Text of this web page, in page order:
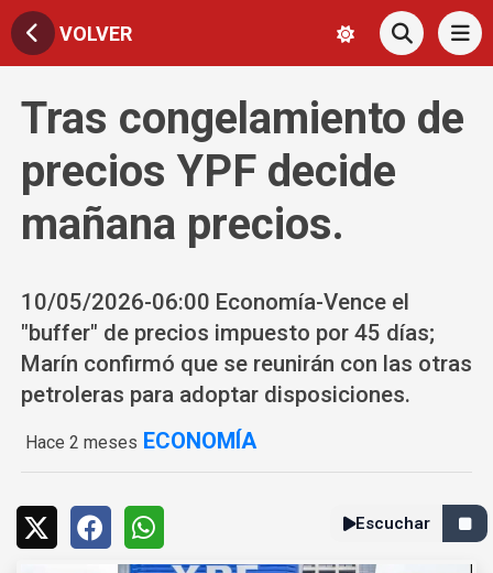
VOLVER
Tras congelamiento de
precios YPF decide
mañana precios.
10/05/2026-06:00 Economía-Vence el
"buffer" de precios impuesto por 45 días;
Marín confirmó que se reunirán con las otras
petroleras para adoptar disposiciones.
Hace 2 meses ECONOMÍA
Escuchar